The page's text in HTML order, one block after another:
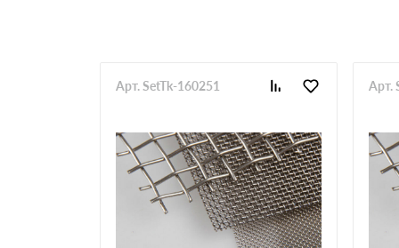
Арт. SetTk-160251 Арт.